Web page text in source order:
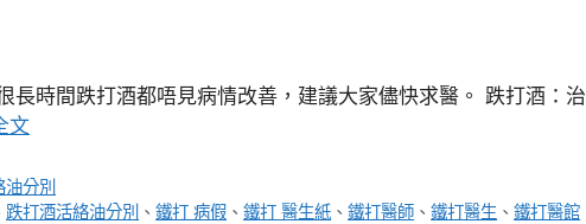
長時間跌打酒都唔見病情改善，建議大家儘快求醫。 跌打酒：治
文
分別
跌打酒活絡油分別 、鐵打 病假 、鐵打 醫生紙 、鐵打醫師 、鐵打醫生 、鐵打醫館